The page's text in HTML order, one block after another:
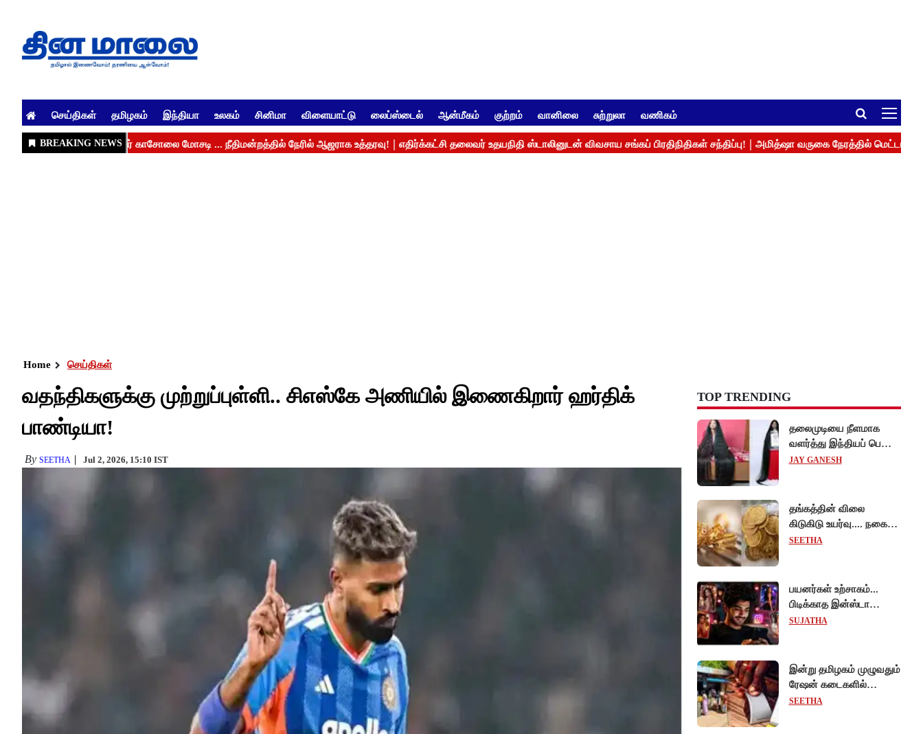
செய்திகள் தமிழகம் இந்தியா உலகம் சினிமா விளையாட்டு லைப்ஸ்டைல் ஆன்மீகம் குற்றம் வானிலை சுற்றுலா வணிகம்
Home செய்திகள்
வதந்திகளுக்கு முற்றுப்புள்ளி.. சிஎஸ்கே அணியில் இணைகிறார் ஹர்திக்
பாண்டியா!
By SEETHA Jul 2, 2026, 15:10 IST
TOP TRENDING
தலைமுடியை நீளமாக
வளர்த்து இந்தியப் பெண்
கின்னஸ் சாதனை!
JAY GANESH
தங்கத்தின் விலை
கிடுகிடு உயர்வு.... நகைப்
பிரியர்கள் அதிர்ச்சி!
SEETHA
பயனர்கள் உற்சாகம்...
பிடிக்காத இன்ஸ்டா
ரீல்ஸ்களை ஒரே க்ளிக்கில்
SUJATHA
இன்று தமிழகம் முழுவதும்
ரேஷன் கடைகளில்
கைவிரல் ரேகை பதிவு
SEETHA